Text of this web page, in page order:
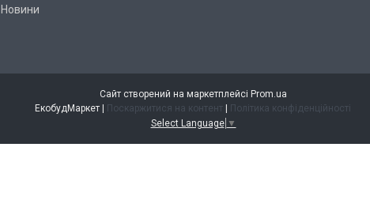
Новини
Сайт створений на маркетплейсі Prom.ua
Поскаржитися на контент
Політика конфіденційності
Select Language ▼